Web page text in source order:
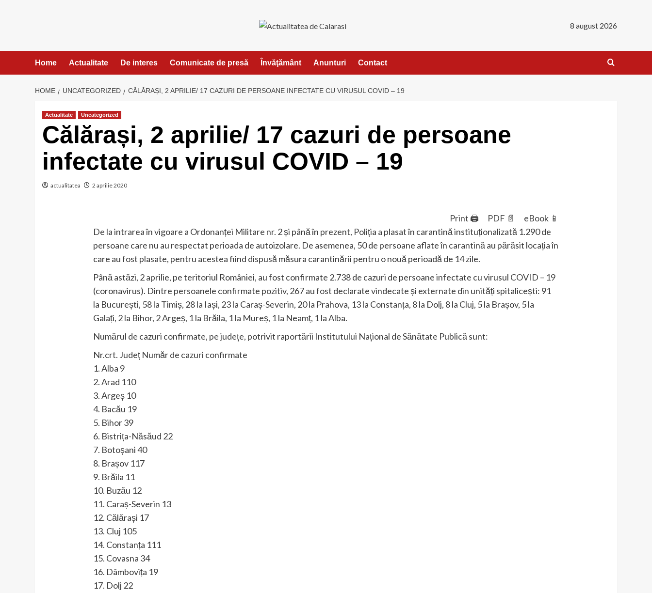
8 august 2026
Home Actualitate De interes Comunicate de presă Învăţământ Anunturi Contact
HOME UNCATEGORIZED CĂLĂRAȘI, 2 APRILIE/ 17 CAZURI DE PERSOANE INFECTATE CU VIRUSUL COVID – 19
Actualitate Uncategorized
Călărași, 2 aprilie/ 17 cazuri de persoane
infectate cu virusul COVID – 19
actualitatea 2 aprilie 2020
Print 🖨 PDF 📄
eBook 📱
De la intrarea în vigoare a Ordonanței Militare nr. 2 și până în prezent, Poliția a plasat în carantină instituționalizată 1.290 de
persoane care nu au respectat perioada de autoizolare. De asemenea, 50 de persoane aflate în carantină au părăsit locația în
care au fost plasate, pentru acestea fiind dispusă măsura carantinării pentru o nouă perioadă de 14 zile.
Până astăzi, 2 aprilie, pe teritoriul României, au fost confirmate 2.738 de cazuri de persoane infectate cu virusul COVID – 19
(coronavirus). Dintre persoanele confirmate pozitiv, 267 au fost declarate vindecate și externate din unități spitalicești: 91
la București, 58 la Timiș, 28 la Iași, 23 la Caraș-Severin, 20 la Prahova, 13 la Constanța, 8 la Dolj, 8 la Cluj, 5 la Brașov, 5 la
Galați, 2 la Bihor, 2 Argeș, 1 la Brăila, 1 la Mureș, 1 la Neamț, 1 la Alba.
Numărul de cazuri confirmate, pe județe, potrivit raportării Institutului Național de Sănătate Publică sunt:
Nr.crt. Județ Număr de cazuri confirmate
1. Alba 9
2. Arad 110
3. Argeș 10
4. Bacău 19
5. Bihor 39
6. Bistrița-Năsăud 22
7. Botoșani 40
8. Brașov 117
9. Brăila 11
10. Buzău 12
11. Caraș-Severin 13
12. Călărași 17
13. Cluj 105
14. Constanța 111
15. Covasna 34
16. Dâmbovița 19
17. Dolj 22